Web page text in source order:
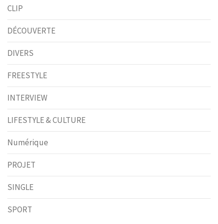
CLIP
DÉCOUVERTE
DIVERS
FREESTYLE
INTERVIEW
LIFESTYLE & CULTURE
Numérique
PROJET
SINGLE
SPORT